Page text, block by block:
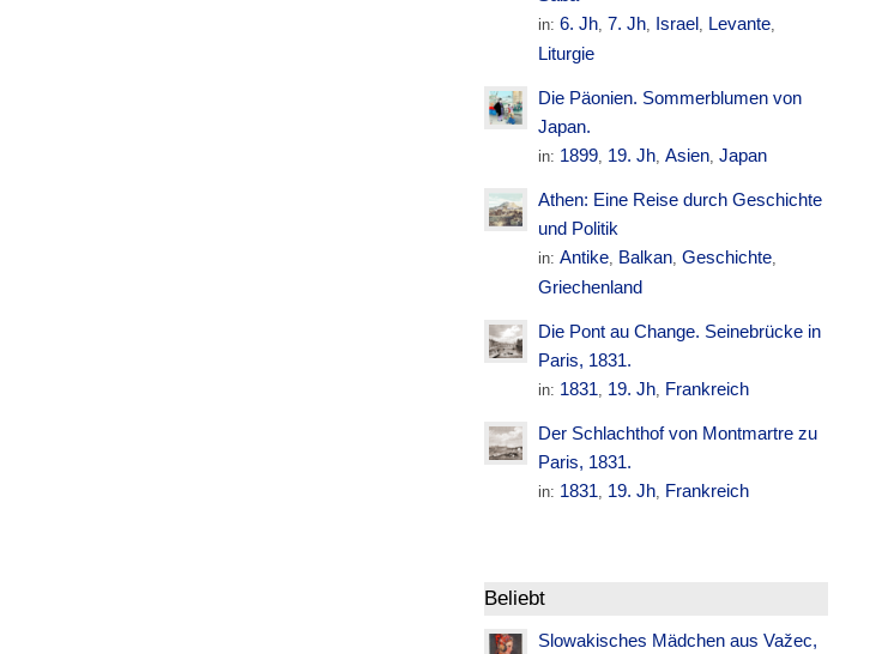
in:6. Jh, 7. Jh, Israel, Levante,
Liturgie
Die Päonien. Sommerblumen von
Japan.
in: 1899, 19. Jh,Asien,Japan
Athen: Eine Reise durch Geschichte
und Politik
in:Antike, Balkan,Geschichte,
Griechenland
Die Pont au Change. Seinebrücke in
Paris, 1831.
in: 1831, 19. Jh, Frankreich
Der Schlachthof von Montmartre zu
Paris, 1831.
in: 1831, 19. Jh, Frankreich
Beliebt
Slowakisches Mädchen aus Važec,